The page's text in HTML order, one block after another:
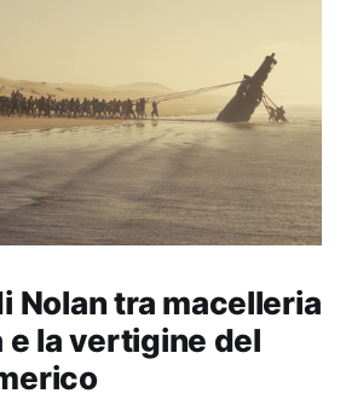
Nolan tra macelleria
e la vertigine del